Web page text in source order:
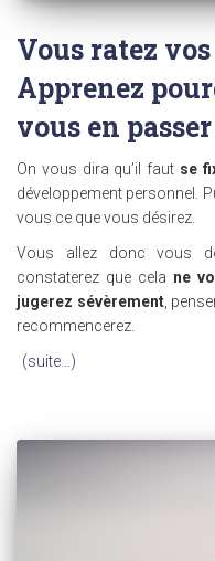
Vous ratez
Apprenez
vous en passer
On vous dira qu’il faut se
développement personnel.
vous ce que vous désirez.
Vous allez donc vous
constaterez que cela ne
jugerez sévèrement,
recommencerez.
(suite…)